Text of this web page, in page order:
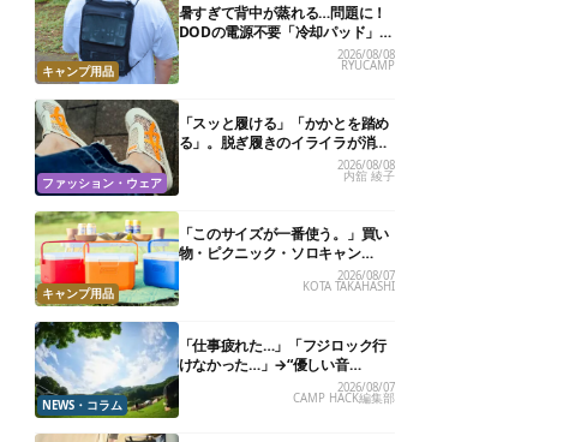
キャンプ用品
暑すぎて背中が蒸れる…問題に！
DODの電源不要「冷却パッド」を
試したら、夏の移動がラクになっ
た
2026/08/08
RYUCAMP
ファッション・ウェア
「スッと履ける」「かかとを踏め
る」。脱ぎ履きのイライラが消え
る快適“スニーカーサンダル”6選
2026/08/08
内舘 綾子
キャンプ用品
「このサイズが一番使う。」買い
物・ピクニック・ソロキャン
に“ちょうどいい”小型クーラーボ
ックス13選
2026/08/07
KOTA TAKAHASHI
NEWS・コラム
「仕事疲れた…」「フジロック行
けなかった…」→“優しい音
楽”と“大きな自然”で治癒。まだ間
に合います。
2026/08/07
CAMP HACK編集部